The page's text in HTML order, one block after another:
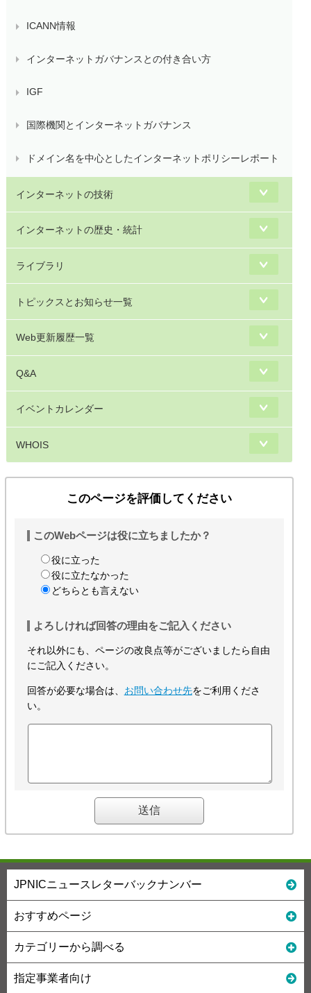
ICANN情報
インターネットガバナンスとの付き合い方
IGF
国際機関とインターネットガバナンス
ドメイン名を中心としたインターネットポリシーレポート
インターネットの技術
インターネットの歴史・統計
ライブラリ
トピックスとお知らせ一覧
Web更新履歴一覧
Q&A
イベントカレンダー
WHOIS
このページを評価してください
このWebページは役に立ちましたか？
役に立った
役に立たなかった
どちらとも言えない
よろしければ回答の理由をご記入ください
それ以外にも、ページの改良点等がございましたら自由
にご記入ください。
回答が必要な場合は、 お問い合わせ先をご利用くださ
い。
JPNICニュースレターバックナンバー
おすすめページ
カテゴリーから調べる
指定事業者向け